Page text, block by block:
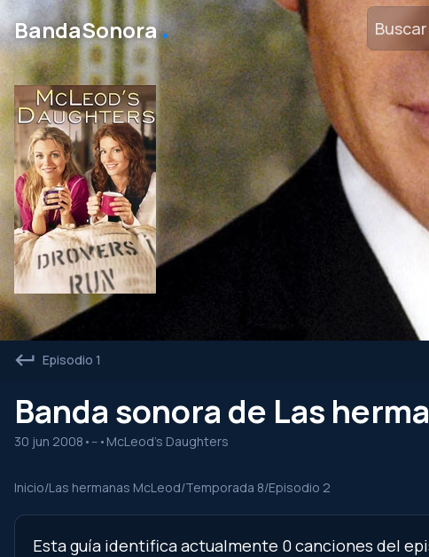
BandaSonora․
Episodio 1
Banda sonora de Las
30 jun 2008 • -- • McLeod's Daughters
Inicio/Las hermanas McLeod/Temporada 8/Episodio 2
Esta guía identifica actualmente 0 canciones del